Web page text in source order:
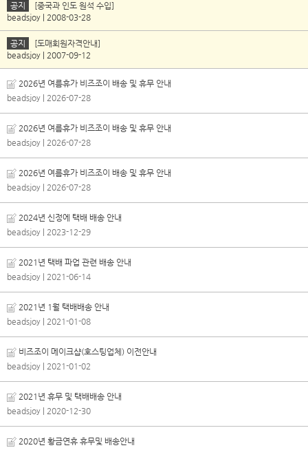
공지
[중국과 인도 원석 수입]
beadsjoy | 2008-03-28
공지
[도매회원자격안내]
beadsjoy | 2007-09-12
2026년 여름휴가 비즈조이 배송 및 휴무 안내
beadsjoy
| 2026-07-28
2026년 여름휴가 비즈조이 배송 및 휴무 안내
beadsjoy
| 2026-07-28
2026년 여름휴가 비즈조이 배송 및 휴무 안내
beadsjoy
| 2026-07-28
2024년 신정에 택배 배송 안내
beadsjoy
| 2023-12-29
2021년 택배 파업 관련 배송 안내
beadsjoy
| 2021-06-14
2021년 1월 택배배송 안내
beadsjoy
| 2021-01-08
비즈조이 메이크샵(호스팅업체) 이전안내
beadsjoy
| 2021-01-02
2021년 휴무 및 택배배송 안내
beadsjoy
| 2020-12-30
2020년 황금연휴 휴무및 배송안내